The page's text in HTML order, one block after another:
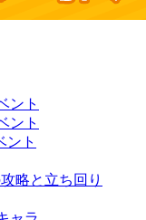
ント
ント
ント
略と立ち回り